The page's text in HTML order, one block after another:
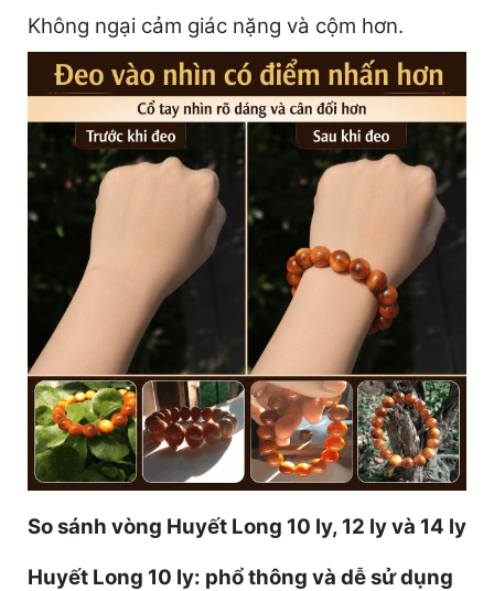
Không ngại cảm giác nặng và cộm hơn.
So sánh vòng Huyết Long 10 ly, 12 ly và 14 ly
Huyết Long 10 ly: phổ thông và dễ sử dụng